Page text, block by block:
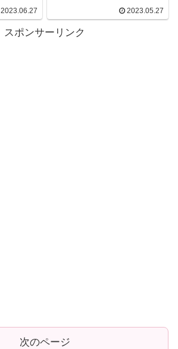
2023.06.27 2023.05.27
スポンサーリンク
次のページ